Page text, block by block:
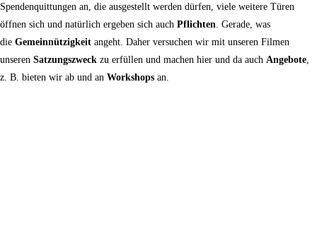
Spendenquittungen an, die ausgestellt werden dürfen, viele weitere Türen
öffnen sich und natürlich ergeben sich auch Pflichten . Gerade, was
die Gemeinnützigkeit angeht. Daher versuchen wir mit unseren Filmen
unseren Satzungszweck zu erfüllen und machen hier und da auch Angebote
z. B. bieten wir ab und an Workshops an.